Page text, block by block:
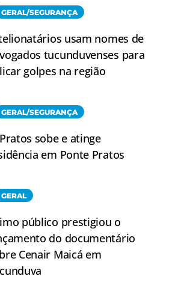
GERAL/SEGURANÇA
usam nomes de
tucunduvenses para
golpes na região
GERAL/SEGURANÇA
sobe e atinge
em Ponte Pratos
GERAL
público prestigiou o
do documentário
Cenair Maicá em